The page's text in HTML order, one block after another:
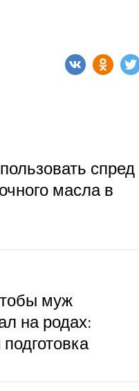
спред
масла в
муж
на родах: